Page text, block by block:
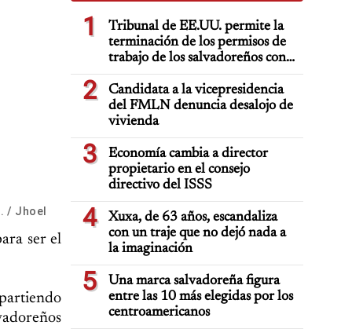
/ Jhoel
ser el
1
Tribunal de EE.UU. permite la
terminación de los permisos de
trabajo de los salvadoreños con
TPS
2
Candidata a la vicepresidencia
del FMLN denuncia desalojo de
vivienda
3
Economía cambia a director
propietario en el consejo
directivo del ISSS
4
Xuxa, de 63 años, escandaliza
con un traje que no dejó nada a
la imaginación
5
Una marca salvadoreña figura
entre las 10 más elegidas por los
centroamericanos